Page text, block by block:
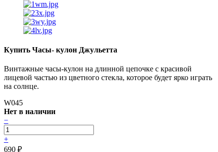
Купить Часы- кулон Джульетта
Винтажные часы-кулон на длинной цепочке с красивой
лицевой частью из цветного стекла, которое будет ярко играть
на солнце.
W045
Нет в наличии
−
+
690 ₽